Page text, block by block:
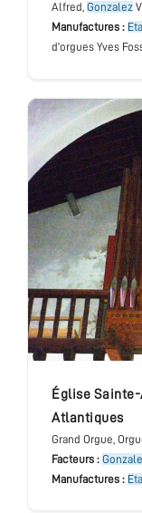
Alfred, Gonzalez
Manufactures :
d’orgues Yves
église
Atlantiques
Grand Orgue ,
Facteurs :
Manufactures :